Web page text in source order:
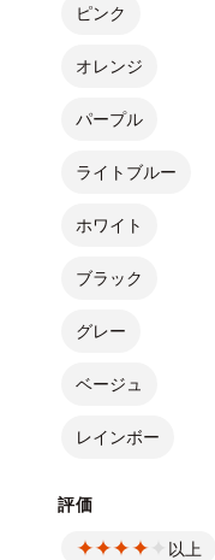
ピンク
オレンジ
パープル
ライトブルー
ホワイト
ブラック
グレー
ベージュ
レインボー
評価
以上